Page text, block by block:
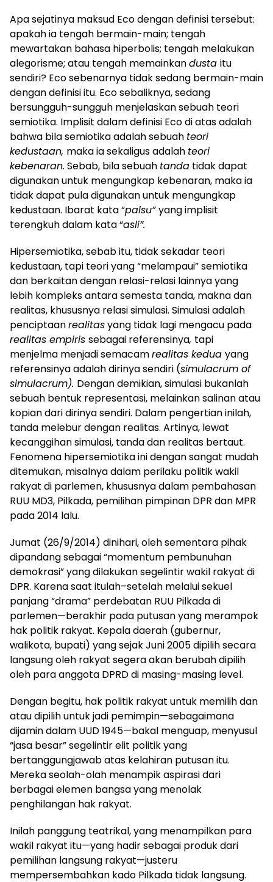
Apa sejatinya maksud Eco dengan definisi tersebut:
apakah ia tengah bermain-main; tengah
mewartakan bahasa hiperbolis; tengah melakukan
alegorisme; atau tengah memainkandusta itu
sendiri? Eco sebenarnya tidak sedang bermain-main
dengan definisi itu. Eco sebaliknya, sedang
bersungguh-sungguh menjelaskan sebuah teori
semiotika. Implisit dalam definisi Eco di atas adalah
bahwa bila semiotika adalah sebuah teori
kedustaan, maka ia sekaligus adalah teori
kebenaran. Sebab, bila sebuah tanda tidak dapat
digunakan untuk mengungkap kebenaran, maka ia
tidak dapat pula digunakan untuk mengungkap
kedustaan. Ibarat kata “palsu”yang implisit
terengkuh dalam kata “asli”.
Hipersemiotika, sebab itu, tidak sekadar teori
kedustaan, tapi teori yang “melampaui” semiotika
dan berkaitan dengan relasi-relasi lainnya yang
lebih kompleks antara semesta tanda, makna dan
realitas, khususnya relasi simulasi. Simulasi adalah
penciptaanrealitasyang tidak lagi mengacu pada
realitas empiris sebagai referensinya, tapi
menjelma menjadi semacamrealitas kedua yang
referensinya adalah dirinya sendiri (simulacrum of
simulacrum). Dengan demikian, simulasi bukanlah
sebuah bentuk representasi, melainkan salinan atau
kopian dari dirinya sendiri. Dalam pengertian inilah,
tanda melebur dengan realitas. Artinya, lewat
kecanggihan simulasi, tanda dan realitas bertaut.
Fenomena hipersemiotika ini dengan sangat mudah
ditemukan, misalnya dalam perilaku politik wakil
rakyat di parlemen, khususnya dalam pembahasan
RUU MD3, Pilkada, pemilihan pimpinan DPR dan MPR
pada 2014 lalu.
Jumat (26/9/2014) dinihari, oleh sementara pihak
dipandang sebagai “momentum pembunuhan
demokrasi” yang dilakukan segelintir wakil rakyat di
DPR. Karena saat itulah–setelah melalui sekuel
panjang “drama” perdebatan RUU Pilkada di
parlemen—berakhir pada putusan yang merampok
hak politik rakyat. Kepala daerah (gubernur,
walikota, bupati) yang sejak Juni 2005 dipilih secara
langsung oleh rakyat segera akan berubah dipilih
oleh para anggota DPRD di masing-masing level.
Dengan begitu, hak politik rakyat untuk memilih dan
atau dipilih untuk jadi pemimpin—sebagaimana
dijamin dalam UUD 1945—bakal menguap, menyusul
“jasa besar” segelintir elit politik yang
bertanggungjawab atas kelahiran putusan itu.
Mereka seolah-olah menampik aspirasi dari
berbagai elemen bangsa yang menolak
penghilangan hak rakyat.
Inilah panggung teatrikal, yang menampilkan para
wakil rakyat itu—yang hadir sebagai produk dari
pemilihan langsung rakyat—justeru
mempersembahkan kado Pilkada tidak langsung.